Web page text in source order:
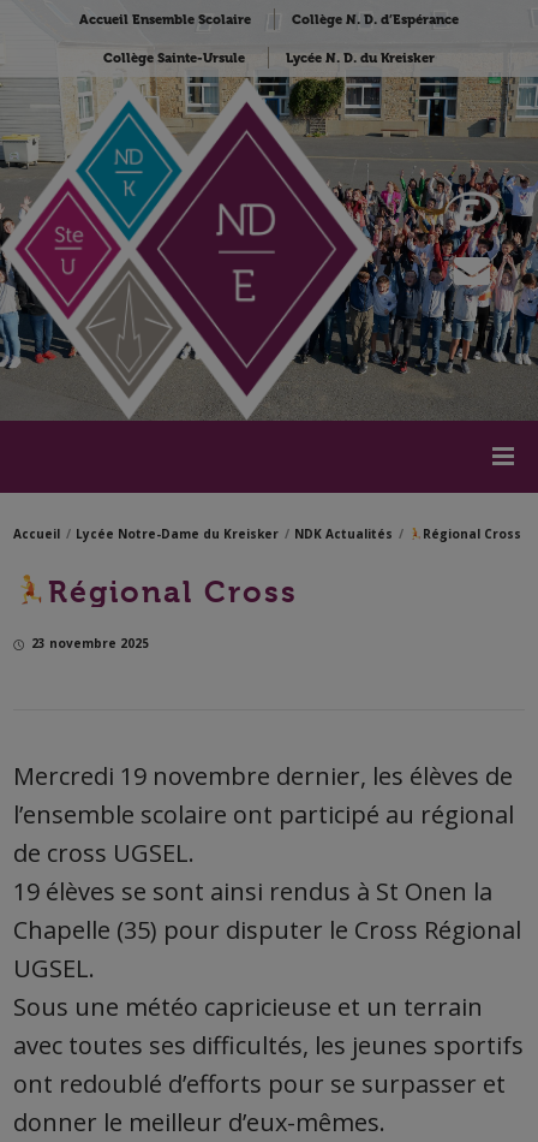
Accueil Ensemble Scolaire Collège N. D. d’Espérance
Collège Sainte-Ursule Lycée N. D. du Kreisker
Accueil Lycée Notre-Dame du Kreisker NDK Actualités Régional Cross
Régional Cross
23 novembre 2025
Mercredi 19 novembre dernier, les élèves de
l’ensemble scolaire ont participé au régional
de cross UGSEL.
19 élèves se sont ainsi rendus à St Onen la
Chapelle (35) pour disputer le Cross Régional
UGSEL.
Sous une météo capricieuse et un terrain
avec toutes ses difficultés, les jeunes sportifs
ont redoublé d’efforts pour se surpasser et
donner le meilleur d’eux-mêmes.